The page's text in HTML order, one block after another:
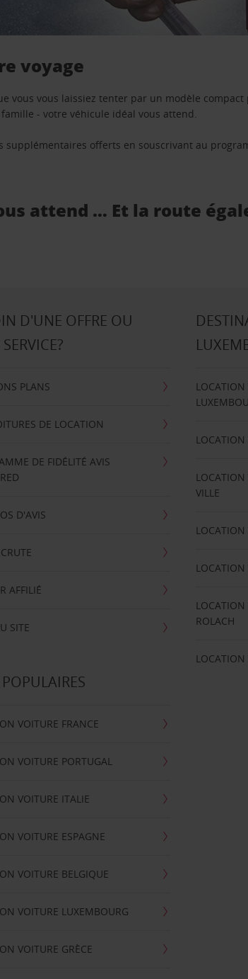
voyage
vous vous laissiez tenter par un modèle
- votre véhicule idéal vous attend.
supplémentaires offerts en souscrivant au
attend … Et la route
D'UNE OFFRE OU
PLANS
DE LOCATION
DE FIDÉLITÉ AVIS
D'AVIS
AFFILIÉ
SITE
LOCATION
LOCATION
LOCATION
VILLE
LOCATION
LOCATION
LOCATION
ROLACH
LOCATION
VOITURE FRANCE
VOITURE PORTUGAL
VOITURE ITALIE
VOITURE ESPAGNE
VOITURE BELGIQUE
VOITURE LUXEMBOURG
VOITURE GRÈCE